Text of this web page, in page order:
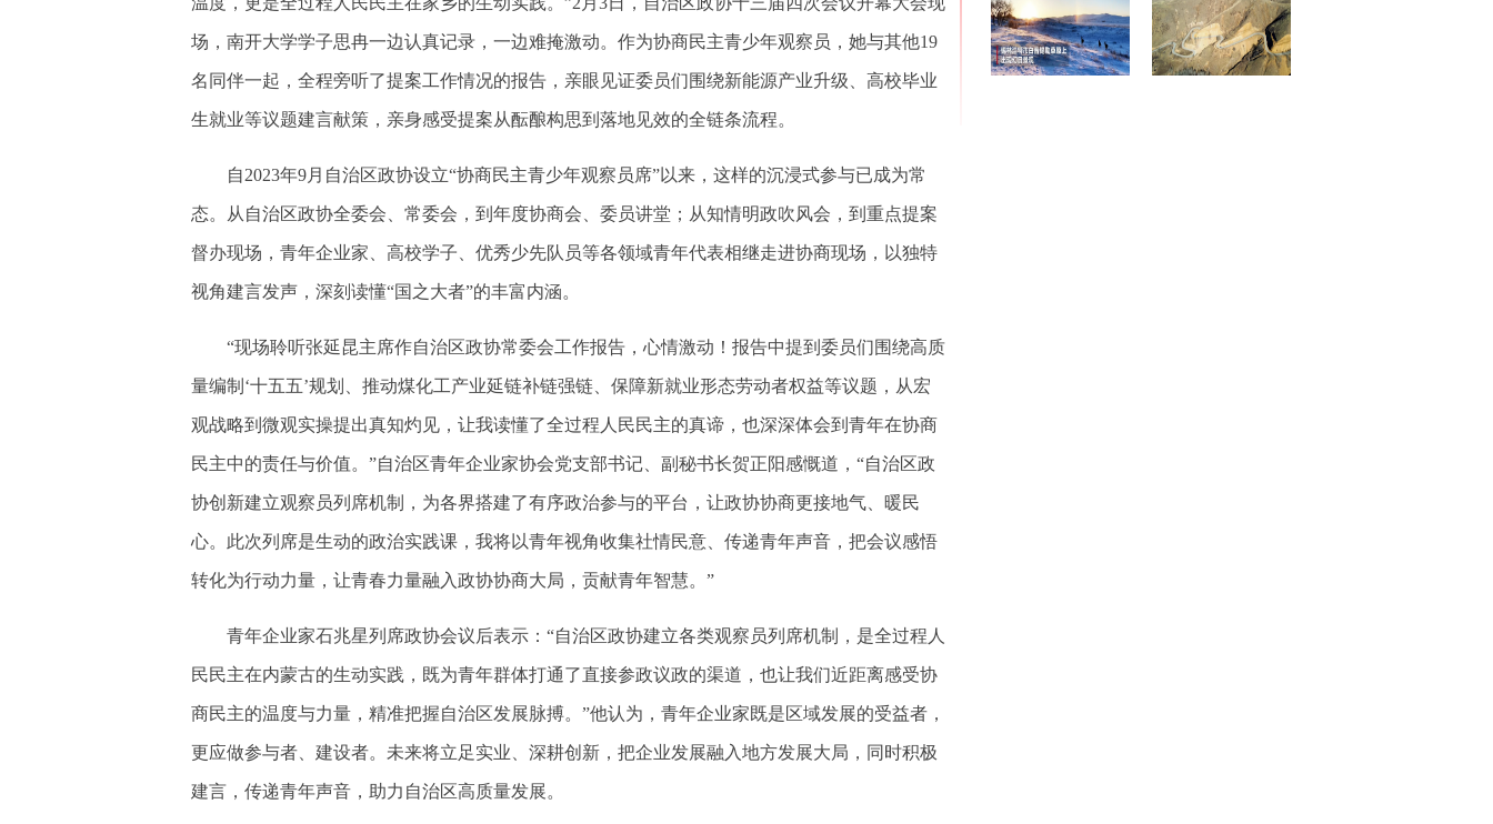
场，南开大学学子思冉一边认真记录，一边难掩激动。作为协商民主青少年观察员，她与其他19
名同伴一起，全程旁听了提案工作情况的报告，亲眼见证委员们围绕新能源产业升级、高校毕业
生就业等议题建言献策，亲身感受提案从酝酿构思到落地见效的全链条流程。
自2023年9月自治区政协设立“协商民主青少年观察员席”以来，这样的沉浸式参与已成为常
态。从自治区政协全委会、常委会，到年度协商会、委员讲堂；从知情明政吹风会，到重点提案
督办现场，青年企业家、高校学子、优秀少先队员等各领域青年代表相继走进协商现场，以独特
视角建言发声，深刻读懂“国之大者”的丰富内涵。
“现场聆听张延昆主席作自治区政协常委会工作报告，心情激动！报告中提到委员们围绕高质
量编制‘十五五’规划、推动煤化工产业延链补链强链、保障新就业形态劳动者权益等议题，从宏
观战略到微观实操提出真知灼见，让我读懂了全过程人民民主的真谛，也深深体会到青年在协商
民主中的责任与价值。”自治区青年企业家协会党支部书记、副秘书长贺正阳感慨道，“自治区政
协创新建立观察员列席机制，为各界搭建了有序政治参与的平台，让政协协商更接地气、暖民
心。此次列席是生动的政治实践课，我将以青年视角收集社情民意、传递青年声音，把会议感悟
转化为行动力量，让青春力量融入政协协商大局，贡献青年智慧。”
青年企业家石兆星列席政协会议后表示：“自治区政协建立各类观察员列席机制，是全过程人
民民主在内蒙古的生动实践，既为青年群体打通了直接参政议政的渠道，也让我们近距离感受协
商民主的温度与力量，精准把握自治区发展脉搏。”他认为，青年企业家既是区域发展的受益者，
更应做参与者、建设者。未来将立足实业、深耕创新，把企业发展融入地方发展大局，同时积极
建言，传递青年声音，助力自治区高质量发展。